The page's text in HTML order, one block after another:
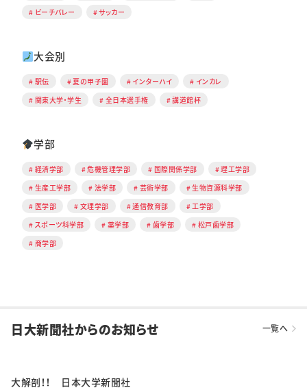
ビーチバレー
サッカー
大会別
駅伝 夏の甲子園 インターハイ
インカレ
関東大学・学生
全日本選手権 講道館杯
学部
経済学部 危機管理学部 国際関係学部
理工学部
生産工学部
法学部 芸術学部
生物資源科学部
医学部
文理学部 通信教育部
工学部
スポーツ科学部
薬学部 歯学部
松戸歯学部
商学部
日大新聞社からのお知らせ 一覧へ
大解剖！！ 日本大学新聞社